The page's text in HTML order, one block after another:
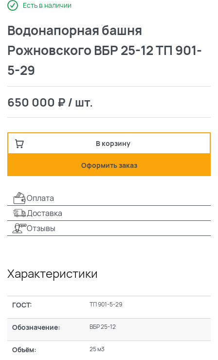
Есть в наличии
Водонапорная башня
Рожновского ВБР 25-12 ТП 901-
5-29
650 000 ₽ / шт.
В корзину
Оформить заказ
Оплата
Доставка
Отзывы
Характеристики
ГОСТ: ТП 901-5-29
Обозначение: ВБР 25-12
Объём: 25 м3